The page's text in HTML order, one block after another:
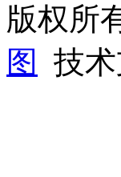
版权所
图
技